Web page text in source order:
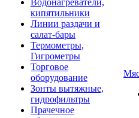
Водонагреватели,
кипятильники
Линии раздачи и
салат-бары
Термометры,
Гигрометры
Торговое
оборудование
Зонты вытяжные,
гидрофильтры
Прачечное